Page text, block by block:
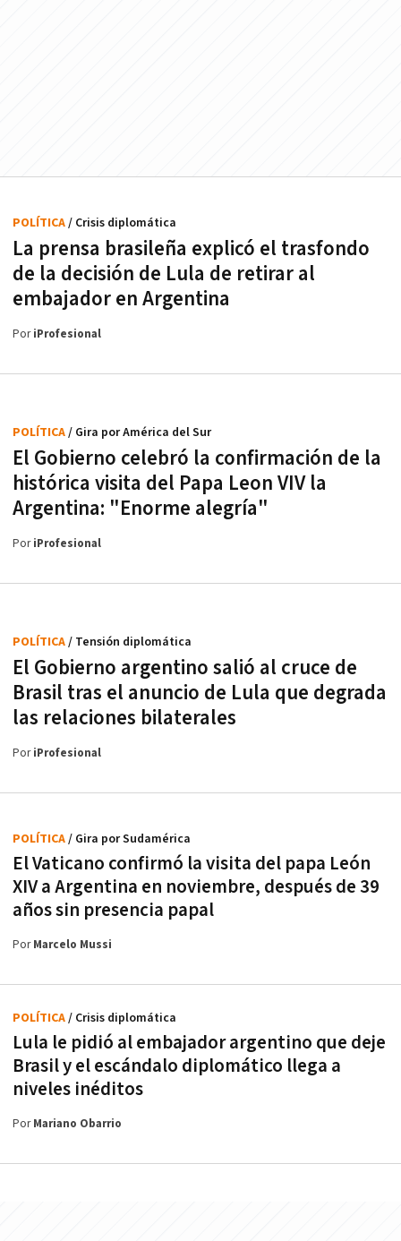
La prensa brasileña explicó el trasfondo
de la decisión de Lula de retirar al
embajador en Argentina
POLÍTICA/ Crisis diplomática
PoriProfesional
El Gobierno celebró la confirmación de la
histórica visita del Papa Leon VIV la
Argentina: "Enorme alegría"
POLÍTICA/ Gira por América del Sur
PoriProfesional
El Gobierno argentino salió al cruce de
Brasil tras el anuncio de Lula que degrada
las relaciones bilaterales
POLÍTICA/ Tensión diplomática
PoriProfesional
El Vaticano confirmó la visita del papa León
XIV a Argentina en noviembre, después de 39
años sin presencia papal
POLÍTICA/ Gira por Sudamérica
PorMarcelo Mussi
Lula le pidió al embajador argentino que deje
Brasil y el escándalo diplomático llega a
niveles inéditos
POLÍTICA/ Crisis diplomática
PorMariano Obarrio